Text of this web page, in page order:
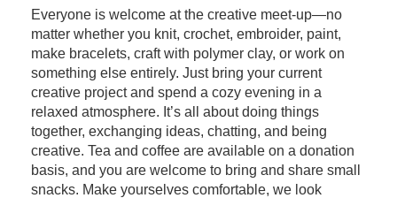
Everyone is welcome at the creative meet-up—no
matter whether you knit, crochet, embroider, paint,
make bracelets, craft with polymer clay, or work on
something else entirely. Just bring your current
creative project and spend a cozy evening in a
relaxed atmosphere. It’s all about doing things
together, exchanging ideas, chatting, and being
creative. Tea and coffee are available on a donation
basis, and you are welcome to bring and share small
snacks. Make yourselves comfortable, we look